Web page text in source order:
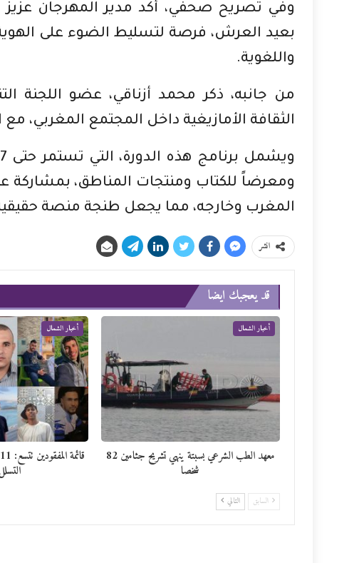
وفي تصريح صحفي، أكد مدير المهرجان عزيز
بعيد العرش، فرصة لتسليط الضوء على الهوية
واللغوية.
من جانبه، ذكر محمد أزناقي، عضو اللجنة
الثقافة الأمازيغية داخل المجتمع المغربي، مع
ومعرضاً للكتاب ومنتجات المناطق، بمشاركة
المغرب وخارجه، مما يجعل طنجة منصة حقيقية
انشر
قد يعجبك ايضا
أخبار الشمال
معهد الطب الشرعي بسبتة ينهي تشريح جثامين 82
شخصا
أخبار الشمال
السابق التالي